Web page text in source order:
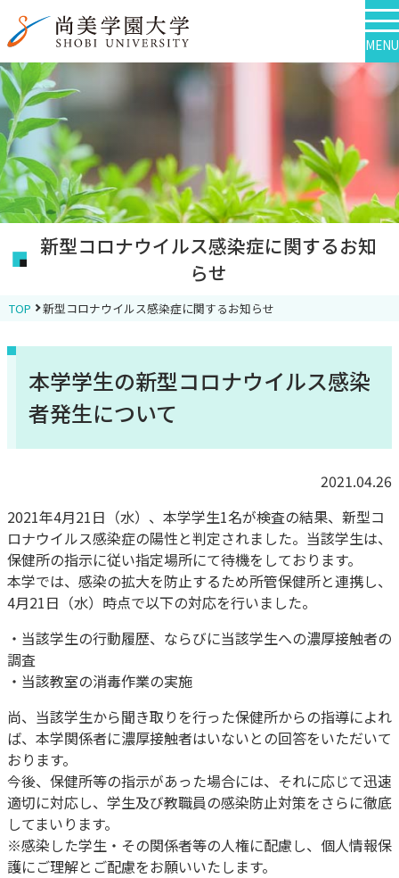
MENU
新型コロナウイルス感染症に関するお知
らせ
TOP 新型コロナウイルス感染症に関するお知らせ
本学学生の新型コロナウイルス感染
者発生について
2021.04.26
2021年4月21日（水）、本学学生1名が検査の結果、新型コ
ロナウイルス感染症の陽性と判定されました。当該学生は、
保健所の指示に従い指定場所にて待機をしております。
本学では、感染の拡大を防止するため所管保健所と連携し、
4月21日（水）時点で以下の対応を行いました。
・当該学生の行動履歴、ならびに当該学生への濃厚接触者の
調査
・当該教室の消毒作業の実施
尚、当該学生から聞き取りを行った保健所からの指導によれ
ば、本学関係者に濃厚接触者はいないとの回答をいただいて
おります。
今後、保健所等の指示があった場合には、それに応じて迅速
適切に対応し、学生及び教職員の感染防止対策をさらに徹底
してまいります。
※感染した学生・その関係者等の人権に配慮し、個人情報保
護にご理解とご配慮をお願いいたします。